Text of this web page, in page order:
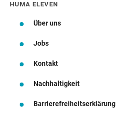
HUMA ELEVEN
Über uns
Jobs
Kontakt
Nachhaltigkeit
Barrierefreiheitserklärung